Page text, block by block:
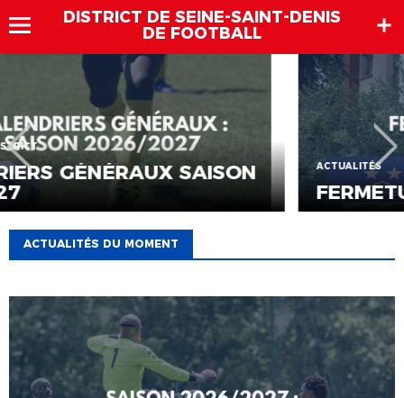
DISTRICT DE SEINE-SAINT-DENIS
DE FOOTBALL
ACTUALITÉS
FERMETURE ESTIVALE DU DISTRICT
ACTUALITÉS DU MOMENT